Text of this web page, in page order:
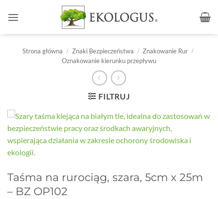
Strona główna / Znaki Bezpieczeństwa / Znakowanie Rur /
Oznakowanie kierunku przepływu
FILTRUJ
Taśma na rurociąg, szara, 5cm x 25m
– BZ OP102